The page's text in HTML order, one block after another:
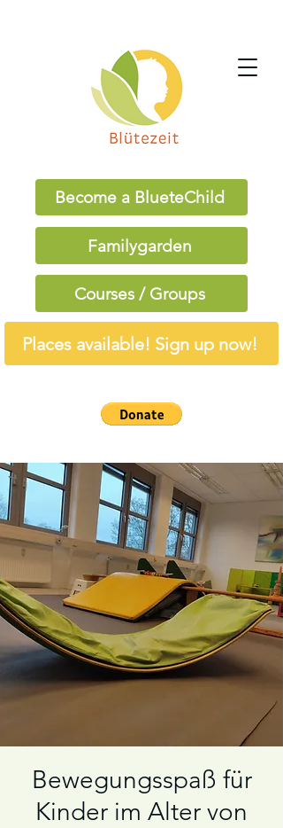
Become a BlueteChild
Familygarden
Courses / Groups
Places available! Sign up now!
Bewegungsspaß für
Kinder im Alter von